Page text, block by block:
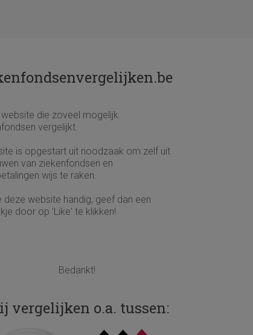
website die zoveel mogelijk
vergelijkt.
is opgestart uit noodzaak om zelf uit
van ziekenfondsen en
wijs te raken.
deze website handig, geef dan een
door op 'Like' te klikken!
Bedankt!
vergelijken o.a. tussen: